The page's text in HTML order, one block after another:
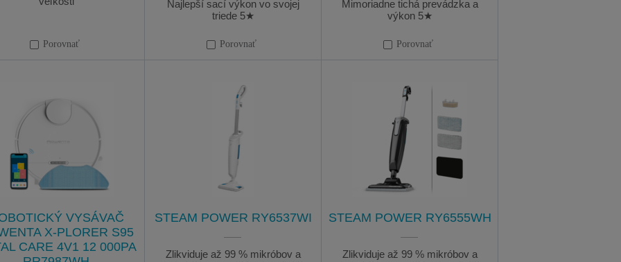
Porovnať
Najlepší sací výkon vo svojej
triede 5★
Porovnať
Mimoriadne tichá prevádzka a
výkon 5★
Porovnať
VYSÁVAČ
X-PLORER S95
CARE 4V1 12 000PA
STEAM POWER RY6537WI
Zlikviduje až 99 % mikróbov a
STEAM POWER RY6555WH
Zlikviduje až 99 % mikróbov a